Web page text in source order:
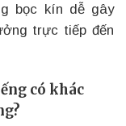
bọc kín dễ gây
trực tiếp đến
có khác